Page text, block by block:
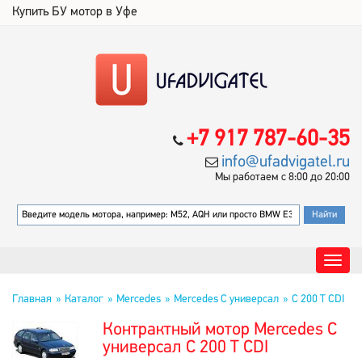
Купить БУ мотор в Уфе
+7 917 787-60-35
info@ufadvigatel.ru
Мы работаем с 8:00 до 20:00
Главная Каталог Mercedes Mercedes C универсал C 200 T CDI
Контрактный мотор Mercedes C
универсал C 200 T CDI